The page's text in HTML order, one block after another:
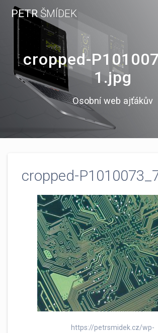
PETR ŠMÍDEK
cropped-
1.jpg
Osobní web ajťákův
cropped-
https://petrsmidek.cz/wp-